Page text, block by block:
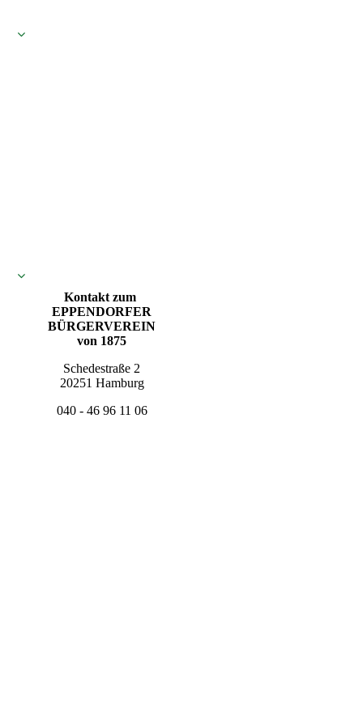
Kontakt zum
EPPENDORFER
BÜRGERVEREIN
von 1875
Schedestraße 2
20251 Hamburg
040 - 46 96 11 06